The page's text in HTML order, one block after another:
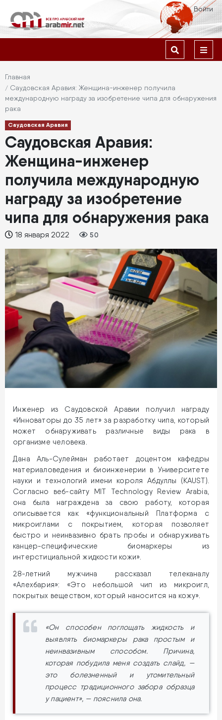
основному
содержанию
Меню
учётной
пользователя
Войти
навигация
Строка
навигации
Главная
Саудовская Аравия: Женщина-инженер получила
международную награду за изобретение чипа для обнаружения
рака
Саудовская Аравия
Саудовская Аравия:
Женщина-инженер
получила международную
награду за изобретение
чипа для обнаружения рака
18 января 2022 50
Инженер из Саудовской Аравии получил награду
«Инноваторы до 35 лет» за разработку чипа, который
может обнаруживать различные виды рака в
организме человека.
Дана Аль-Сулейман работает доцентом кафедры
материаловедения и биоинженерии в Университете
науки и технологий имени короля Абдуллы (KAUST).
Согласно веб-сайту MIT Technology Review Arabia,
она была награждена за свою работу, которая
описывается как «функциональный Платформа с
микроиглами с покрытием, которая позволяет
быстро и неинвазивно брать пробы и обнаруживать
канцер-специфические биомаркеры из
интерстициальной жидкости кожи».
28-летний мужчина рассказал телеканалу
«Алехбария»: «Это небольшой чип из микроигл,
покрытых веществом, который наносится на кожу».
«Он способен поглощать жидкость и
выявлять биомаркеры рака простым и
неинвазивным способом. Причина,
которая побудила меня создать слайд, —
это болезненный и утомительный
процесс традиционного забора образца
у пациент», — пояснила она.